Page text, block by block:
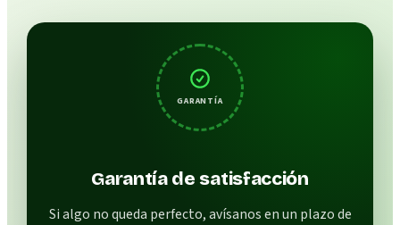
GARANTÍA
Garantía de satisfacción
Si algo no queda perfecto, avísanos en un plazo de